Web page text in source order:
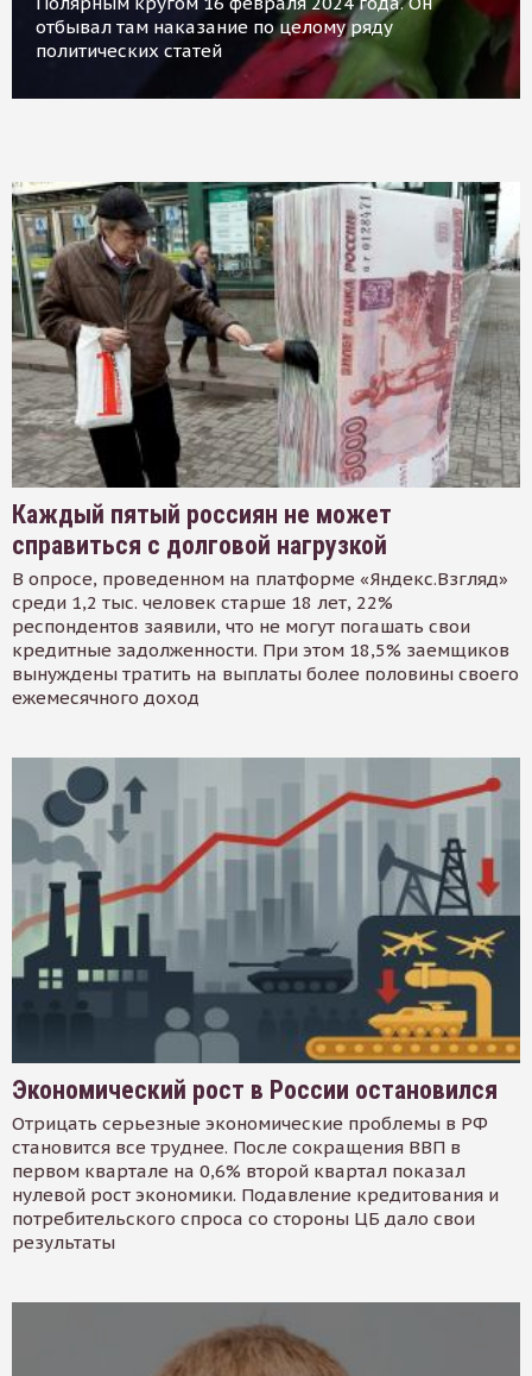
отбывал там наказание по целому ряду
политических статей
Каждый пятый россиян не может
справиться с долговой нагрузкой
В опросе, проведенном на платформе «Яндекс.Взгляд»
среди 1,2 тыс. человек старше 18 лет, 22%
респондентов заявили, что не могут погашать свои
кредитные задолженности. При этом 18,5% заемщиков
вынуждены тратить на выплаты более половины своего
ежемесячного доход
Экономический рост в России остановился
Отрицать серьезные экономические проблемы в РФ
становится все труднее. После сокращения ВВП в
первом квартале на 0,6% второй квартал показал
нулевой рост экономики. Подавление кредитования и
потребительского спроса со стороны ЦБ дало свои
результаты